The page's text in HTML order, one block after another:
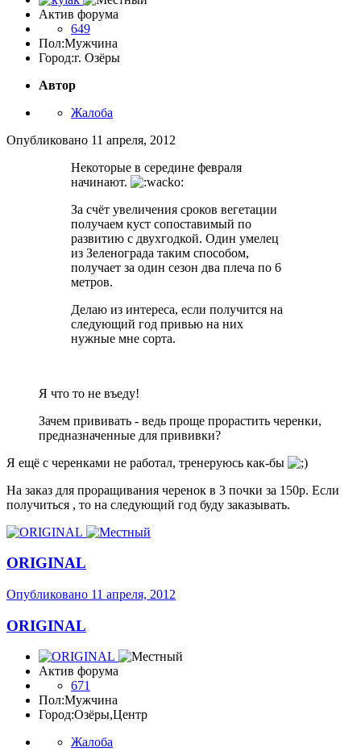
Актив форума
649
Пол:Мужчина
Город:г. Озёры
Автор
Жалоба
Опубликовано 11 апреля, 2012
Некоторые в середине февраля
начинают.
За счёт увеличения сроков вегетации
получаем куст сопоставимый по
развитию с двухгодкой. Один умелец
из Зеленограда таким способом,
получает за один сезон два плеча по 6
метров.
Делаю из интереса, если получится на
следующий год привью на них
нужные мне сорта.
Я что то не въеду!
Зачем прививать - ведь проще прорастить черенки,
предназначенные для прививки?
Я ещё с черенками не работал, тренеруюсь как-бы
На заказ для проращивания черенок в 3 почки за 150р. Если
получиться , то на следующий год буду заказывать.
ORIGINAL
Опубликовано 11 апреля, 2012
ORIGINAL
Актив форума
671
Пол:Мужчина
Город:Озёры,Центр
Жалоба